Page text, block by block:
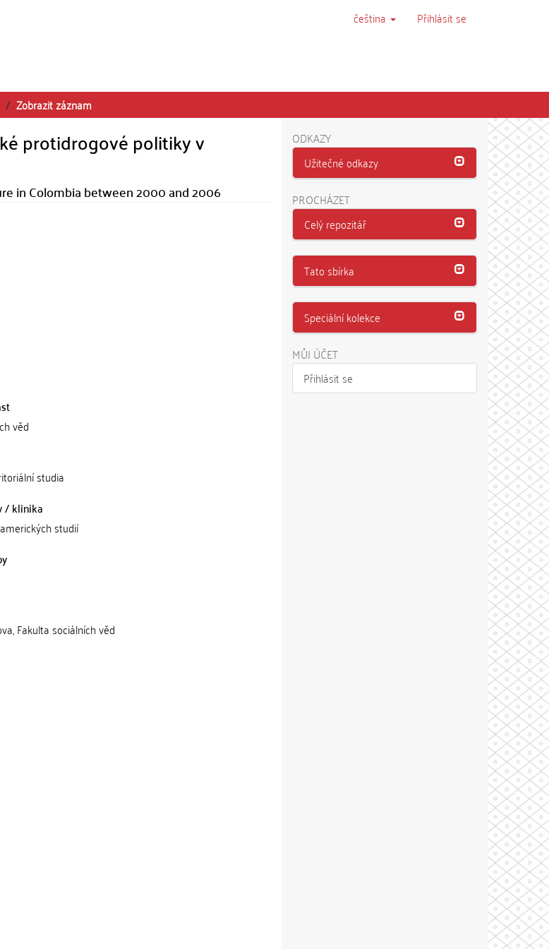
čeština Přihlásit se
Zobrazit záznam
protidrogové politiky v
in Colombia between 2000 and 2006
věd
studia
/ klinika
studií
Fakulta sociálních věd
ODKAZY
Užitečné odkazy
PROCHÁZET
Celý repozitář
Tato sbírka
Speciální kolekce
MŮJ ÚČET
Přihlásit se